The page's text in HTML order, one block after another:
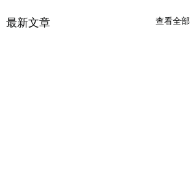
最新文章 查看全部